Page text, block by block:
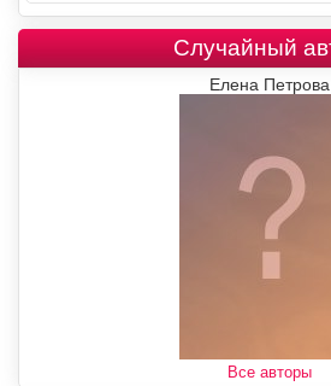
Случайный
Елена Петрова
Все авторы